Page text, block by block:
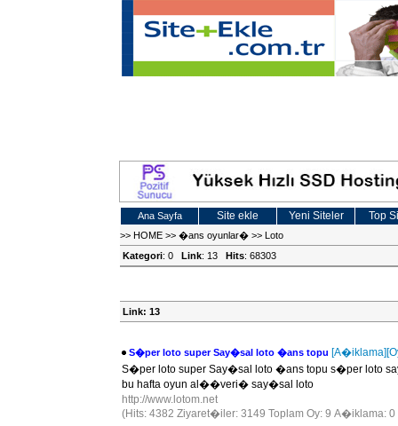
Ana Sayfa Site ekle Yeni Siteler Top
>> HOME >> �ans oyunlar� >> Loto
Kategori: 0 Link: 13 Hits: 68303
Link: 13
S�per loto super Say�sal loto �ans topu [A�iklama]
S�per loto super Say�sal loto �ans topu s�per loto
bu hafta oyun al��veri� say�sal loto
http://www.lotom.net
(Hits: 4382 Ziyaret�iler: 3149 Toplam Oy: 9 A�iklama: